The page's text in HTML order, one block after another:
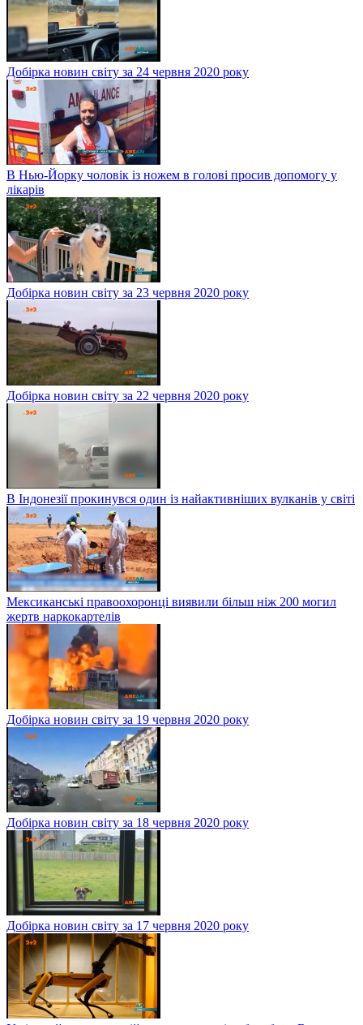
Добірка новин світу за 24 червня 2020 року
В Нью-Йорку чоловік із ножем в голові просив допомогу у
лікарів
Добірка новин світу за 23 червня 2020 року
Добірка новин світу за 22 червня 2020 року
В Індонезії прокинувся один із найактивніших вулканів у світі
Мексиканські правоохоронці виявили більш ніж 200 могил
жертв наркокартелів
Добірка новин світу за 19 червня 2020 року
Добірка новин світу за 18 червня 2020 року
Добірка новин світу за 17 червня 2020 року